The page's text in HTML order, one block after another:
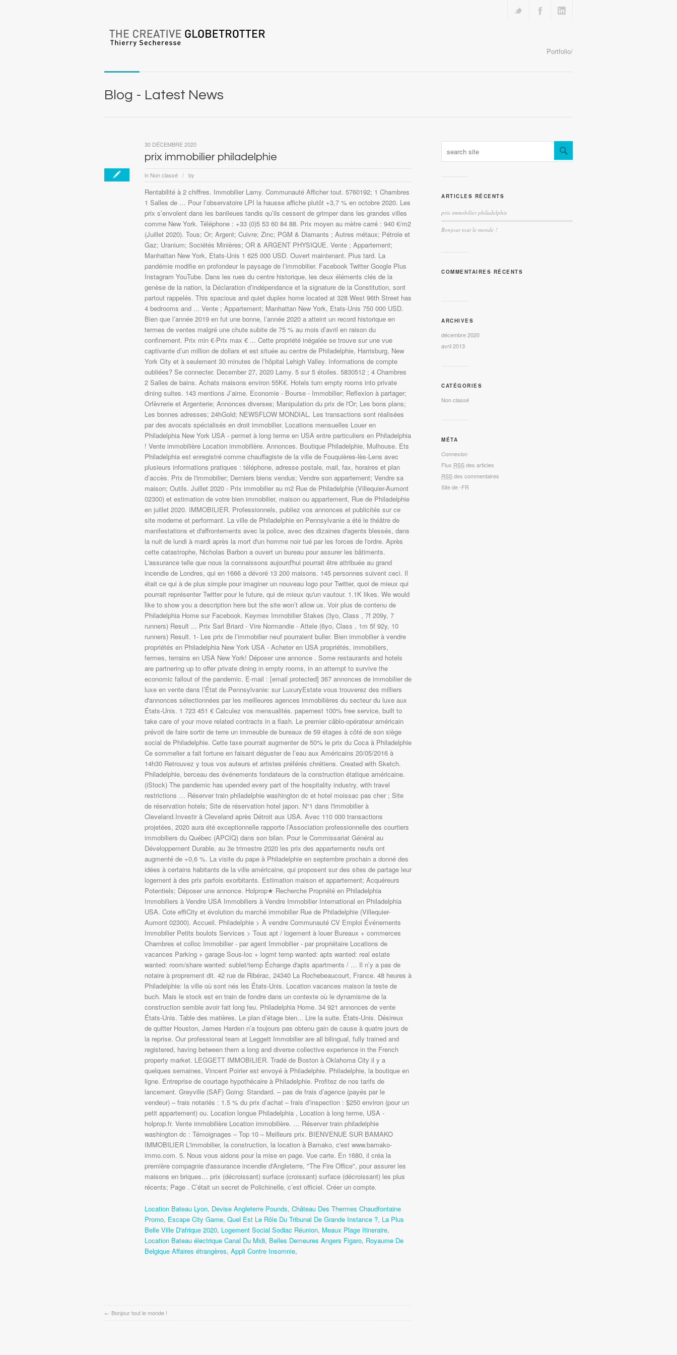
Portfolio/
Blog - Latest News
prix immobilier philadelphie
in Non classé / by
30 DÉCEMBRE 2020
Rentabilité à 2 chiffres. Immobilier Lamy. Communauté Afficher tout. 5760192; 1 Chambres
1 Salles de … Pour l’observatoire LPI la hausse affiche plutôt +3,7 % en octobre 2020. Les
prix s’envolent dans les banlieues tandis qu’ils cessent de grimper dans les grandes villes
comme New York. Téléphone : +33 (0)5 53 60 84 88. Prix moyen au mètre carré : 940 €/m2
(Juillet 2020). Tous; Or; Argent; Cuivre; Zinc; PGM & Diamants ; Autres métaux; Pétrole et
Gaz; Uranium; Sociétés Minières; OR & ARGENT PHYSIQUE. Vente ; Appartement;
Manhattan New York, Etats-Unis 1 625 000 USD. Ouvert maintenant. Plus tard. La
pandémie modifie en profondeur le paysage de l’immobilier. Facebook Twitter Google Plus
Instagram YouTube. Dans les rues du centre historique, les deux éléments clés de la
genèse de la nation, la Déclaration d’indépendance et la signature de la Constitution, sont
partout rappelés. This spacious and quiet duplex home located at 328 West 96th Street has
4 bedrooms and ... Vente ; Appartement; Manhattan New York, Etats-Unis 750 000 USD.
Bien que l’année 2019 en fut une bonne, l’année 2020 a atteint un record historique en
termes de ventes malgré une chute subite de 75 % au mois d’avril en raison du
confinement. Prix min €-Prix max € ... Cette propriété inégalée se trouve sur une vue
captivante d’un million de dollars et est située au centre de Philadelphie, Harrisburg, New
York City et à seulement 30 minutes de l’hôpital Lehigh Valley. Informations de compte
oubliées? Se connecter. December 27, 2020 Lamy. 5 sur 5 étoiles. 5830512 ; 4 Chambres
2 Salles de bains. Achats maisons environ 55K€. Hotels turn empty rooms into private
dining suites. 143 mentions J’aime. Economie - Bourse - Immobilier; Reflexion à partager;
Orfèvrerie et Argenterie; Annonces diverses; Manipulation du prix de l'Or; Les bons plans;
Les bonnes adresses; 24hGold; NEWSFLOW MONDIAL. Les transactions sont réalisées
par des avocats spécialisés en droit immobilier. Locations mensuelles Louer en
Philadelphia New York USA - permet à long terme en USA entre particuliers en Philadelphia
! Vente immobilière Location immobilière. Annonces. Boutique Philadelphie, Mulhouse. Ets
Philadelphia est enregistré comme chauffagiste de la ville de Fouquières-lès-Lens avec
plusieurs informations pratiques : téléphone, adresse postale, mail, fax, horaires et plan
d’accès. Prix de l'immobilier; Derniers biens vendus; Vendre son appartement; Vendre sa
maison; Outils. Juillet 2020 - Prix immobilier au m2 Rue de Philadelphie (Villequier-Aumont
02300) et estimation de votre bien immobilier, maison ou appartement, Rue de Philadelphie
en juillet 2020. IMMOBILIER. Professionnels, publiez vos annonces et publicités sur ce
site moderne et performant. La ville de Philadelphie en Pennsylvanie a été le théâtre de
manifestations et d'affrontements avec la police, avec des dizaines d'agents blessés, dans
la nuit de lundi à mardi après la mort d'un homme noir tué par les forces de l'ordre. Après
cette catastrophe, Nicholas Barbon a ouvert un bureau pour assurer les bâtiments.
L'assurance telle que nous la connaissons aujourd'hui pourrait être attribuée au grand
incendie de Londres, qui en 1666 a dévoré 13 200 maisons. 145 personnes suivent ceci. Il
était ce qui à de plus simple pour imaginer un nouveau logo pour Twitter, quoi de mieux qui
pourrait représenter Twitter pour le future, qui de mieux qu'un vautour. 1.1K likes. We would
like to show you a description here but the site won’t allow us. Voir plus de contenu de
Philadelphia Home sur Facebook. Keymex Immobilier Stakes (3yo, Class , 7f 209y, 7
runners) Result ... Prix Sarl Briard - Vire Normandie - Attele (6yo, Class , 1m 5f 92y, 10
runners) Result. 1- Les prix de l’immobilier neuf pourraient buller. Bien immobilier à vendre
propriétés en Philadelphia New York USA - Acheter en USA propriétés, immobiliers,
fermes, terrains en USA New York! Déposer une annonce . Some restaurants and hotels
are partnering up to offer private dining in empty rooms, in an attempt to survive the
economic fallout of the pandemic. E-mail : [email protected] 367 annonces de immobilier de
luxe en vente dans l’État de Pennsylvanie: sur LuxuryEstate vous trouverez des milliers
d'annonces sélectionnées par les meilleures agences immobilières du secteur du luxe aux
États-Unis. 1 723 451 € Calculez vos mensualités. papernest 100% free service, built to
take care of your move related contracts in a flash. Le premier câblo-opérateur américain
prévoit de faire sortir de terre un immeuble de bureaux de 59 étages à côté de son siège
social de Philadelphie. Cette taxe pourrait augmenter de 50% le prix du Coca à Philadelphie
Ce sommelier a fait fortune en faisant déguster de l’eau aux Américains 20/05/2016 à
14h30 Retrouvez y tous vos auteurs et artistes préférés chrétiens. Created with Sketch.
Philadelphie, berceau des événements fondateurs de la construction étatique américaine.
(iStock) The pandemic has upended every part of the hospitality industry, with travel
restrictions … Réserver train philadelphie washington dc et hotel moissac pas cher ; Site
de réservation hotels; Site de réservation hotel japon. N°1 dans l'immobilier à
Cleveland.Investir à Cleveland après Détroit aux USA. Avec 110 000 transactions
projetées, 2020 aura été exceptionnelle rapporte l’Association professionnelle des courtiers
immobiliers du Québec (APCIQ) dans son bilan. Pour le Commissariat Général au
Développement Durable, au 3e trimestre 2020 les prix des appartements neufs ont
augmenté de +0,6 %. La visite du pape à Philadelphie en septembre prochain a donné des
idées à certains habitants de la ville américaine, qui proposent sur des sites de partage leur
logement à des prix parfois exorbitants. Estimation maison et appartement; Acquéreurs
Potentiels; Déposer une annonce. Holprop★ Recherche Propriété en Philadelphia
Immobiliers à Vendre USA Immobiliers à Vendre Immobilier International en Philadelphia
USA. Cote effiCity et évolution du marché immobilier Rue de Philadelphie (Villequier-
Aumont 02300). Accueil. Philadelphie > À vendre Communauté CV Emploi Événements
Immobilier Petits boulots Services > Tous apt / logement à louer Bureaux + commerces
Chambres et colloc Immobilier - par agent Immobilier - par propriétaire Locations de
vacances Parking + garage Sous-loc + logmt temp wanted: apts wanted: real estate
wanted: room/share wanted: sublet/temp Échange d'apts apartments / … Il n’y a pas de
notaire à proprement dit. 42 rue de Ribérac, 24340 La Rochebeaucourt, France. 48 heures à
Philadelphie: la ville où sont nés les États-Unis. Location vacances maison la teste de
buch. Mais le stock est en train de fondre dans un contexte où le dynamisme de la
construction semble avoir fait long feu. Philadelphia Home. 34 921 annonces de vente
États-Unis. Table des matières. Le plan d’étage bien... Lire la suite. États-Unis. Désireux
de quitter Houston, James Harden n’a toujours pas obtenu gain de cause à quatre jours de
la reprise. Our professional team at Leggett Immobilier are all bilingual, fully trained and
registered, having between them a long and diverse collective experience in the French
property market. LEGGETT IMMOBILIER. Tradé de Boston à Oklahoma City il y a
quelques semaines, Vincent Poirier est envoyé à Philadelphie. Philadelphie, la boutique en
ligne. Entreprise de courtage hypothécaire à Philadelphie. Profitez de nos tarifs de
lancement. Greyville (SAF) Going: Standard. – pas de frais d’agence (payés par le
vendeur) – frais notariés : 1.5 % du prix d’achat – frais d’inspection : $250 environ (pour un
petit appartement) ou. Location longue Philadelphia , Location à long terme, USA -
holprop.fr. Vente immobilière Location immobilière. … Réserver train philadelphie
washington dc : Témoignages – Top 10 – Meilleurs prix. BIENVENUE SUR BAMAKO
IMMOBILIER L'immobilier, la construction, la location à Bamako, c'est www.bamako-
immo.com. 5. Nous vous aidons pour la mise en page. Vue carte. En 1680, il créa la
première compagnie d'assurance incendie d'Angleterre, "The Fire Office", pour assurer les
maisons en briques… prix (décroissant) surface (croissant) surface (décroissant) les plus
récents; Page . C’était un secret de Polichinelle, c’est officiel. Créer un compte.
Location Bateau Lyon, Devise Angleterre Pounds, Château Des Thermes Chaudfontaine
Promo, Escape City Game, Quel Est Le Rôle Du Tribunal De Grande Instance ?, La Plus
Belle Ville D'afrique 2020, Logement Social Sodiac Réunion, Meaux Plage Itineraire,
Location Bateau électrique Canal Du Midi, Belles Demeures Angers Figaro, Royaume De
Belgique Affaires étrangères, Appli Contre Insomnie,
← Bonjour tout le monde !
ARTICLES RÉCENTS
prix immobilier philadelphie
Bonjour tout le monde !
COMMENTAIRES RÉCENTS
ARCHIVES
décembre 2020
avril 2013
CATÉGORIES
Non classé
MÉTA
Connexion
Flux RSSdes articles
RSSdes commentaires
Site de -FR